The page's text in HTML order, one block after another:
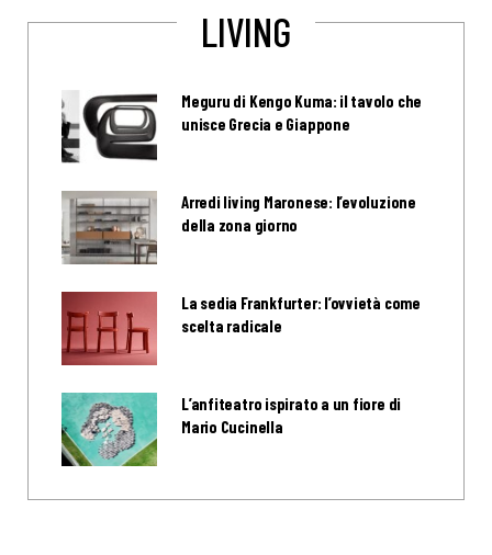
LIVING
Meguru di Kengo Kuma: il tavolo che
unisce Grecia e Giappone
Arredi living Maronese: l’evoluzione
della zona giorno
La sedia Frankfurter: l’ovvietà come
scelta radicale
L’anfiteatro ispirato a un fiore di
Mario Cucinella